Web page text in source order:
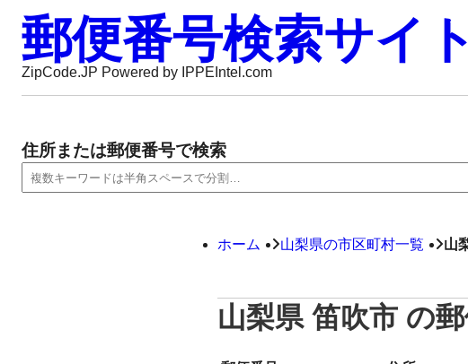
郵便番号検索サイト
ZipCode.JP Powered by IPPEIntel.com
住所または郵便番号で検索
ホーム 山梨県の市区町村一覧 山
山梨県 笛吹市 の